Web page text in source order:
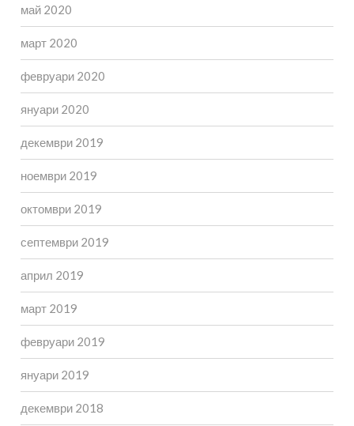
май 2020
март 2020
февруари 2020
януари 2020
декември 2019
ноември 2019
октомври 2019
септември 2019
април 2019
март 2019
февруари 2019
януари 2019
декември 2018